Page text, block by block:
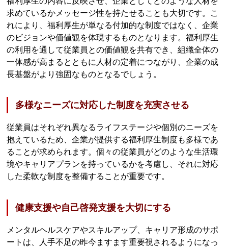
求めているかメッセージ性を持たせることも大切です。こ
れにより、福利厚生が単なる付加的な制度ではなく、企業
のビジョンや価値観を体現するものとなります。福利厚生
の利用を通して従業員との価値観を共有でき、組織全体の
一体感が高まるとともに人材の定着につながり、企業の成
長基盤がより強固なものとなるでしょう。
多様なニーズに対応した制度を充実させる
従業員はそれぞれ異なるライフステージや個別のニーズを
抱えているため、企業が提供する福利厚生制度も多様であ
ることが求められます。個々の従業員がどのような生活環
境やキャリアプランを持っているかを考慮し、それに対応
した柔軟な制度を整備することが重要です。
健康支援や自己啓発支援を大切にする
メンタルヘルスケアやスキルアップ、キャリア形成のサポ
ートは、人手不足の昨今ますます重要視されるようになっ